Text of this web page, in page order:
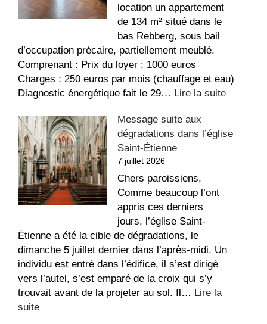
location un appartement
de 134 m² situé dans le
bas Rebberg, sous bail
d’occupation précaire, partiellement meublé.
Comprenant : Prix du loyer : 1000 euros
Charges : 250 euros par mois (chauffage et eau)
Diagnostic énergétique fait le 29… Lire la suite:
louer
Message suite aux
dégradations dans l’église
Saint-Étienne
7 juillet 2026
Chers paroissiens,
Comme beaucoup l’ont
appris ces derniers
jours, l’église Saint-
Étienne a été la cible de dégradations, le
dimanche 5 juillet dernier dans l’après-midi. Un
individu est entré dans l’édifice, il s’est dirigé
vers l’autel, s’est emparé de la croix qui s’y
trouvait avant de la projeter au sol. Il… Lire la
suite: